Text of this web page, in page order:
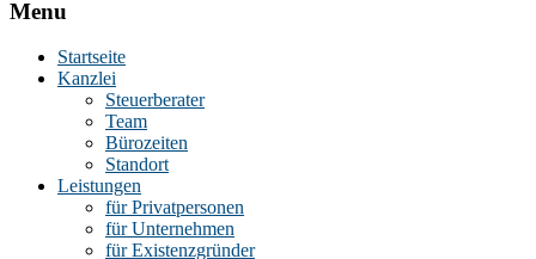
BISCHOFF
Stephan
Steuerberater
Essen
Menu
Startseite
Kanzlei
Steuerberater
Team
Bürozeiten
Standort
Leistungen
für Privatpersonen
für Unternehmen
für Existenzgründer